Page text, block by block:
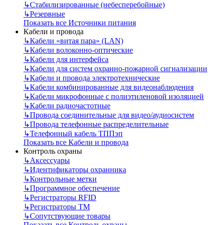
↳Стабилизированные (небесперебойные)
↳Резервные
Показать все Источники питания
Кабели и провода
↳Кабели «витая пара» (LAN)
↳Кабели волоконно-оптические
↳Кабели для интерфейса
↳Кабели для систем охранно-пожарной сигнализации
↳Кабели и провода электротехнические
↳Кабели комбинированные для видеонаблюдения
↳Кабели микрофонные с полиэтиленовой изоляцией
↳Кабели радиочастотные
↳Провода соединительные для видео/аудиосистем
↳Провода телефонные распределительные
↳Телефонный кабель ТППэп
Показать все Кабели и провода
Контроль охраны
↳Аксессуары
↳Идентификаторы охранника
↳Контрольные метки
↳Программное обеспечение
↳Регистраторы RFID
↳Регистраторы ТМ
↳Сопутствующие товары